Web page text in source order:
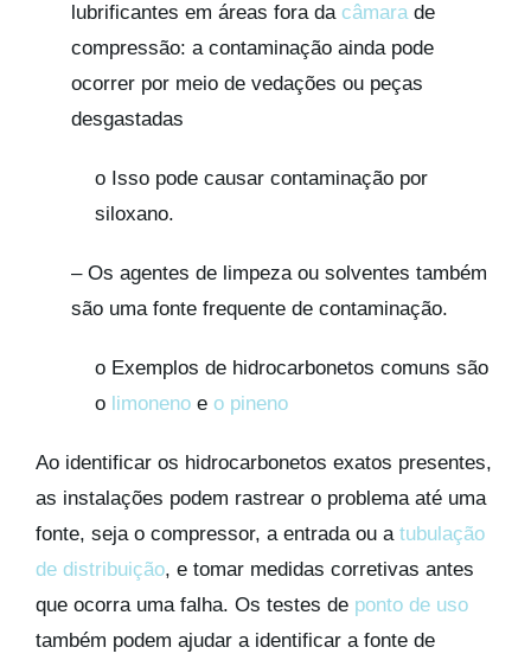
lubrificantes em áreas fora da câmarade
compressão: a contaminação ainda pode
ocorrer por meio de vedações ou peças
desgastadas
o Isso pode causar contaminação por
siloxano.
– Os agentes de limpeza ou solventes também
são uma fonte frequente de contaminação.
o Exemplos de hidrocarbonetos comuns são
o limoneno e o pineno
Ao identificar os hidrocarbonetos exatos presentes,
as instalações podem rastrear o problema até uma
fonte, seja o compressor, a entrada ou a tubulação
de distribuição, e tomar medidas corretivas antes
que ocorra uma falha. Os testes de ponto de uso
também podem ajudar a identificar a fonte de